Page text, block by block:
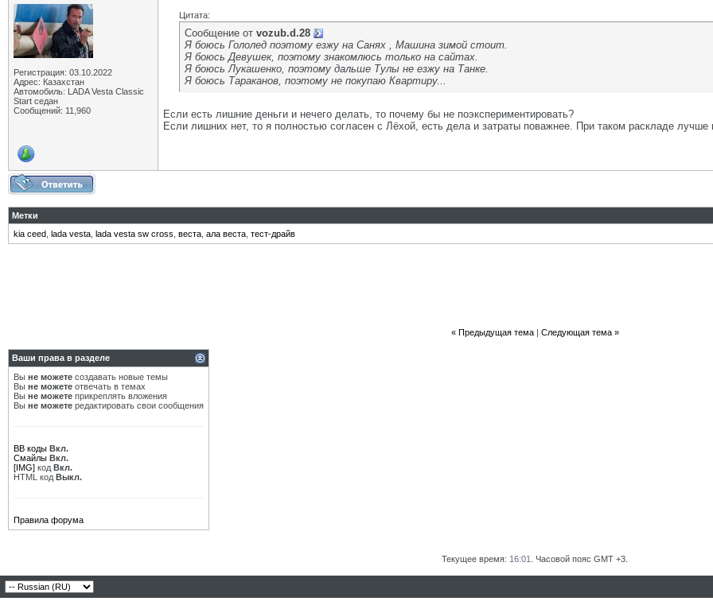
Регистрация: 03.10.2022
Адрес: Казахстан
Автомобиль: LADA Vesta Classic
Start седан
Сообщений: 11,960
Цитата:
Сообщение от vozub.d.28
Я боюсь Гололед поэтому езжу на Санях , Машина зимой стоит.
Я боюсь Девушек, поэтому знакомлюсь только на сайтах.
Я боюсь Лукашенко, поэтому дальше Тулы не езжу на Танке.
Я боюсь Тараканов, поэтому не покупаю Квартиру...
Если есть лишние деньги и нечего делать, то почему бы не поэкспериментировать?
Если лишних нет, то я полностью согласен с Лёхой, есть дела и затраты поважнее. При таком раскладе
Метки
kia ceed lada vesta lada vesta sw cross веста ала веста тест-драйв
« Предыдущая тема| Следующая тема »
Ваши права в разделе
Вы не можете создавать новые темы
Вы не можете отвечать в темах
Вы не можете прикреплять вложения
Вы не можете редактировать свои сообщения
BB коды Вкл.
Смайлы Вкл.
[IMG] код Вкл.
HTML код Выкл.
Правила форума
Текущее время: 16:01 . Часовой пояс GMT +3.